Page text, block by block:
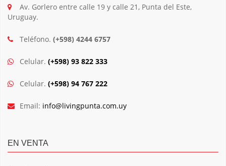
Av. Gorlero entre calle 19 y calle 21, Punta del Este,
Uruguay.
Teléfono. (+598) 4244 6757
Celular. (+598) 93 822 333
Celular. (+598) 94 767 222
Email: info@livingpunta.com.uy
EN VENTA